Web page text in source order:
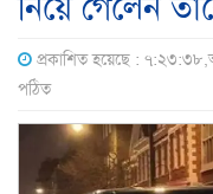
প্রকাশিত হয়েছে :
পঠিত